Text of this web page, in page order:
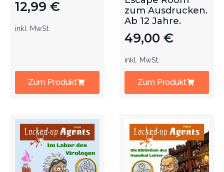
12,99 €
inkl. MwSt.
Zum Produkt
zum Ausdrucken.
Ab 12 Jahre.
49,00 €
inkl. MwSt.
Zum Produkt